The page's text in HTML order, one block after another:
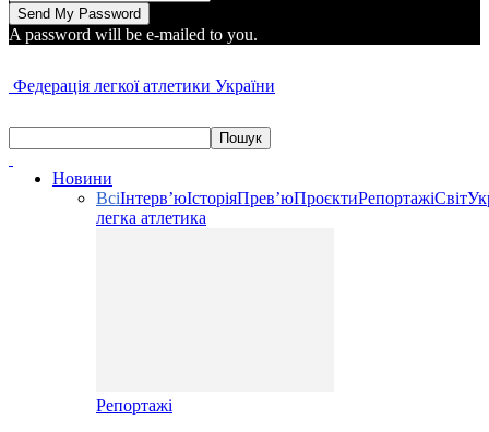
A password will be e-mailed to you.
Федерація легкої атлетики України
Новини
ВсіІнтерв’юІсторіяПрев’юПроєктиРепортажіСвіт
легка атлетика
Репортажі